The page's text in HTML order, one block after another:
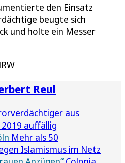
den Einsatz
beugte sich
und holte ein Messer
Reul
aus
auffällig
Mehr als 50
Islamismus im Netz